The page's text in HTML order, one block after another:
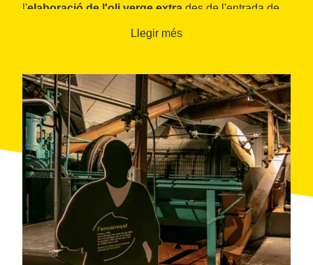
l'elaboració de l'oli verge extra des de l'entrada de
Llegir més